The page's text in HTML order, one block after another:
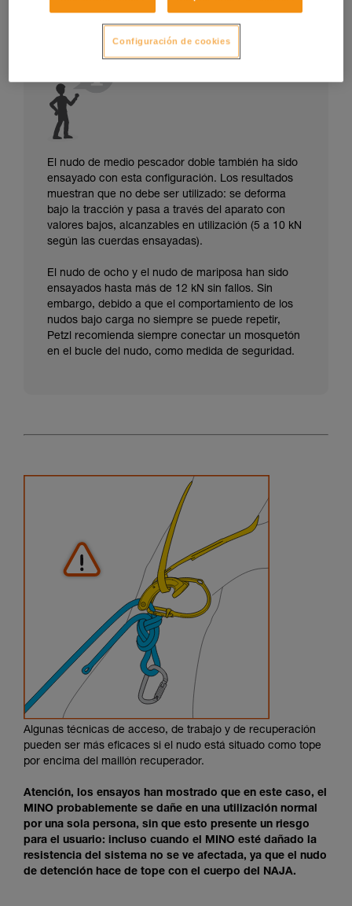
El nudo de medio pescador doble también ha sido
ensayado con esta configuración. Los resultados
muestran que no debe ser utilizado: se deforma
bajo la tracción y pasa a través del aparato con
valores bajos, alcanzables en utilización (5 a 10 kN
según las cuerdas ensayadas).
El nudo de ocho y el nudo de mariposa han sido
ensayados hasta más de 12 kN sin fallos. Sin
embargo, debido a que el comportamiento de los
nudos bajo carga no siempre se puede repetir,
Petzl recomienda siempre conectar un mosquetón
en el bucle del nudo, como medida de seguridad.
Algunas técnicas de acceso, de trabajo y de recuperación
pueden ser más eficaces si el nudo está situado como tope
por encima del maillón recuperador.
Atención, los ensayos han mostrado que en este caso, el
MINO probablemente se dañe en una utilización normal
por una sola persona, sin que esto presente un riesgo
para el usuario: incluso cuando el MINO esté dañado la
resistencia del sistema no se ve afectada, ya que el nudo
de detención hace de tope con el cuerpo del NAJA.
Configuración de cookies